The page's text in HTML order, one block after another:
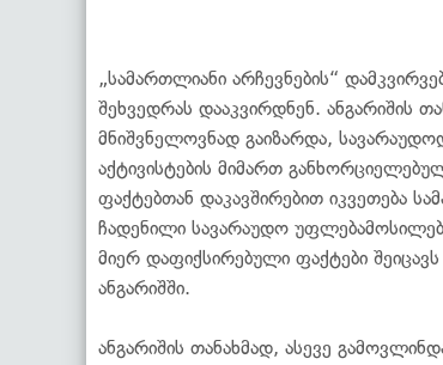
„სამართლიანი არჩევნების“
შეხვედრას დააკვირდნენ. ანგარიშის
მნიშვნელოვნად გაიზარდა,
აქტივისტების მიმართ
ფაქტებთან დაკავშირებით იკვეთება
ჩადენილი სავარაუდო
მიერ დაფიქსირებული ფაქტები
ანგარიშში.
ანგარიშის თანახმად, ასევე